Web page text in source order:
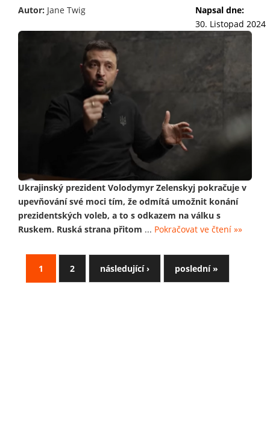
Autor: Jane Twig
Napsal dne:
30. Listopad 2024
Ukrajinský prezident Volodymyr Zelenskyj pokračuje v
upevňování své moci tím, že odmítá umožnit konání
prezidentských voleb, a to s odkazem na válku s
Ruskem. Ruská strana přitom ... Pokračovat ve čtení »»
1 2 následující › poslední »